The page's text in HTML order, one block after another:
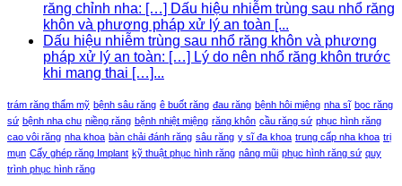
răng chỉnh nha: […] Dấu hiệu nhiễm trùng sau nhổ răng
khôn và phương pháp xử lý an toàn [...
Dấu hiệu nhiễm trùng sau nhổ răng khôn và phương
pháp xử lý an toàn: […] Lý do nên nhổ răng khôn trước
khi mang thai […]...
trám răng thẩm mỹ bệnh sâu răng ê buốt răng đau răng bệnh hôi miệng nha sĩ bọc răng
sứ bệnh nha chu niềng răng bệnh nhiệt miệng răng khôn cầu răng sứ phục hình răng
cao vôi răng nha khoa bàn chải đánh răng sâu răng y sĩ đa khoa trung cấp nha khoa trị
mụn Cấy ghép răng Implant kỹ thuật phục hình răng nâng mũi phục hình răng sứ quy
trình phục hình răng